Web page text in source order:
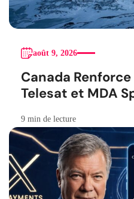
août 9, 2026
Canada
Telesat et MDA
9 min de lecture